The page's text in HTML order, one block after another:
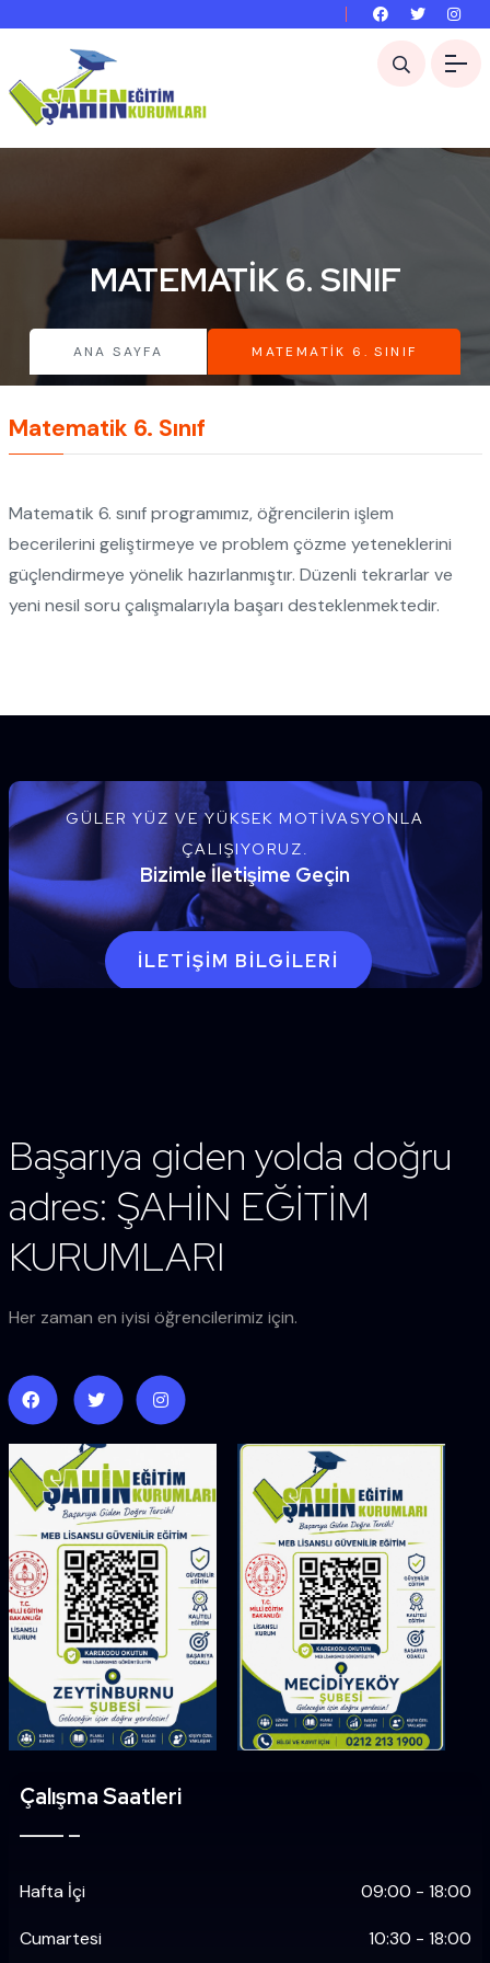
MATEMATIK 6. SINIF
ANA SAYFA MATEMATIK 6. SINIF
Matematik 6. Sınıf
Matematik 6. sınıf programımız, öğrencilerin işlem
becerilerini geliştirmeye ve problem çözme yeteneklerini
güçlendirmeye yönelik hazırlanmıştır. Düzenli tekrarlar ve
yeni nesil soru çalışmalarıyla başarı desteklenmektedir.
GÜLER YÜZ VE YÜKSEK MOTIVASYONLA
ÇALIŞIYORUZ.
Bizimle İletişime Geçin
İLETIŞIM BILGILERI
Başarıya giden yolda doğru
adres: ŞAHİN EĞİTİM
KURUMLARI
Her zaman en iyisi öğrencilerimiz için.
Çalışma Saatleri
Hafta İçi 09:00 - 18:00
Cumartesi 10:30 - 18:00